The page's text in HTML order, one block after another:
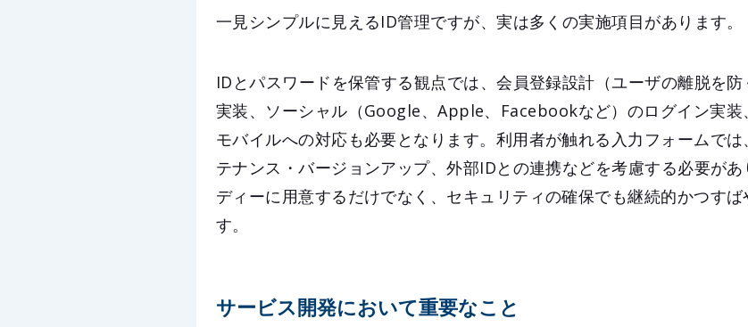
一見シンプルに見えるID管理ですが、実は多くの実施項目があります。
IDとパスワードを保管する観点では、会員登録設計（ユーザの離脱を
実装、ソーシャル（Google、Apple、Facebookなど）のログイン実装
モバイルへの対応も必要となります。利用者が触れる入力フォームで
テナンス・バージョンアップ、外部IDとの連携などを考慮する必要が
ディーに用意するだけでなく、セキュリティの確保でも継続的かつす
す。
サービス開発において重要なこと